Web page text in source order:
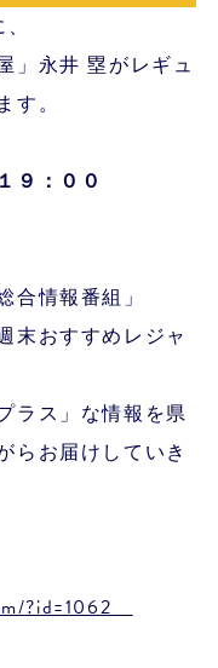
」永井 塁がレギュ
。
９：００
合情報番組」
末おすすめレジャ
ラス」な情報を県
らお届けしていき
?id=1062